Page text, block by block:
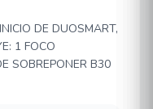
DE DUOSMART,
1 FOCO
SOBREPONER B30